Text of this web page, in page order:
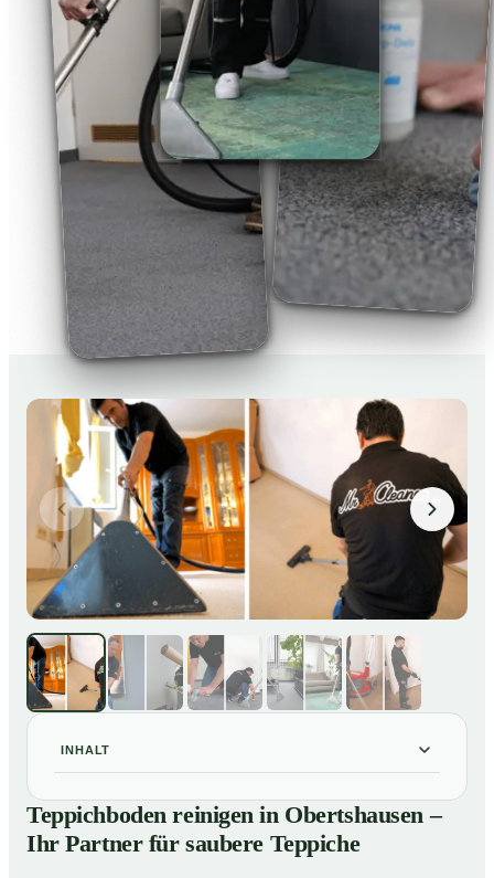
INHALT
01Teppichboden reinigen in Obertshausen – Ihr Partner
für saubere Teppiche
Unsere Leistungen beim Teppichboden reinigen in
Teppichboden reinigen in Obertshausen –
Ihr Partner für saubere Teppiche